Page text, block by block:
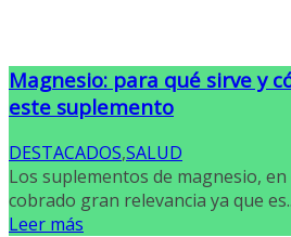
Magnesio: para qué sirve y
este suplemento
DESTACADOS,SALUD
Los suplementos de magnesio,
cobrado gran relevancia ya que
Leer más